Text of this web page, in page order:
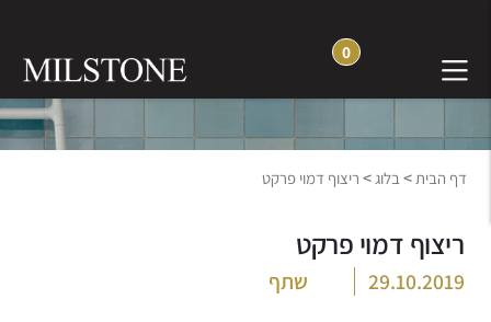
0
בלוג חוויה והשראה
דף הבית> בלוג> ריצוף דמוי פרקט
ריצוף דמוי פרקט
29.10.2019 שתף